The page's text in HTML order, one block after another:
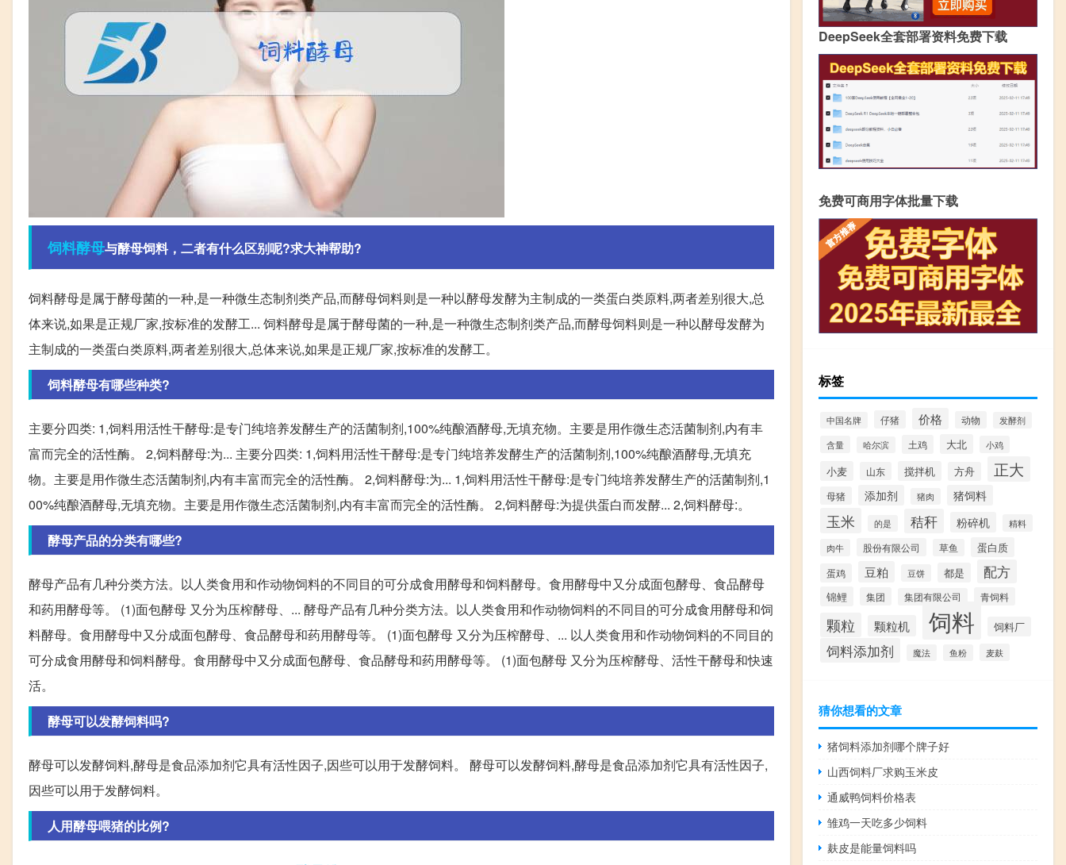
饲料酵母与酵母饲料，二者有什么区别呢?求大神帮助?
饲料酵母是属于酵母菌的一种,是一种微生态制剂类产品,而酵母饲料则是一种以酵母发酵为主制成的一类蛋白类原料,两者差别很大,总
体来说,如果是正规厂家,按标准的发酵工... 饲料酵母是属于酵母菌的一种,是一种微生态制剂类产品,而酵母饲料则是一种以酵母发酵为
主制成的一类蛋白类原料,两者差别很大,总体来说,如果是正规厂家,按标准的发酵工。
饲料酵母有哪些种类?
主要分四类: 1,饲料用活性干酵母:是专门纯培养发酵生产的活菌制剂,100%纯酿酒酵母,无填充物。主要是用作微生态活菌制剂,内有丰
富而完全的活性酶。 2,饲料酵母:为... 主要分四类: 1,饲料用活性干酵母:是专门纯培养发酵生产的活菌制剂,100%纯酿酒酵母,无填充
物。主要是用作微生态活菌制剂,内有丰富而完全的活性酶。 2,饲料酵母:为... 1,饲料用活性干酵母:是专门纯培养发酵生产的活菌制剂,1
00%纯酿酒酵母,无填充物。主要是用作微生态活菌制剂,内有丰富而完全的活性酶。 2,饲料酵母:为提供蛋白而发酵... 2,饲料酵母:。
酵母产品的分类有哪些?
酵母产品有几种分类方法。以人类食用和作动物饲料的不同目的可分成食用酵母和饲料酵母。食用酵母中又分成面包酵母、食品酵母
和药用酵母等。 (1)面包酵母 又分为压榨酵母、... 酵母产品有几种分类方法。以人类食用和作动物饲料的不同目的可分成食用酵母和饲
料酵母。食用酵母中又分成面包酵母、食品酵母和药用酵母等。 (1)面包酵母 又分为压榨酵母、... 以人类食用和作动物饲料的不同目的
可分成食用酵母和饲料酵母。食用酵母中又分成面包酵母、食品酵母和药用酵母等。 (1)面包酵母 又分为压榨酵母、活性干酵母和快速
活。
酵母可以发酵饲料吗?
酵母可以发酵饲料,酵母是食品添加剂它具有活性因子,因些可以用于发酵饲料。 酵母可以发酵饲料,酵母是食品添加剂它具有活性因子,
因些可以用于发酵饲料。
人用酵母喂猪的比例?
DeepSeek全套部署资料免费下载
免费可商用字体批量下载
标签
中国名牌 仔猪 价格 动物 发酵剂
含量 哈尔滨 土鸡 大北 小鸡
小麦 山东 搅拌机 方舟 正大
母猪 添加剂 猪肉 猪饲料
玉米 的是 秸秆 粉碎机
精料
肉牛
股份有限公司 草鱼 蛋白质
蛋鸡 豆粕 豆饼 都是 配方
锦鲤 集团 集团有限公司 青饲料
颗粒 颗粒机 饲料 饲料厂
饲料添加剂 魔法 鱼粉 麦麸
猜你想看的文章
猪饲料添加剂哪个牌子好
山西饲料厂求购玉米皮
通威鸭饲料价格表
雏鸡一天吃多少饲料
麸皮是能量饲料吗